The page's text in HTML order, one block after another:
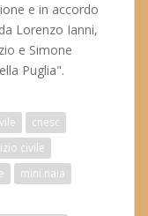
e in accordo
Lorenzo Ianni,
e Simone
Puglia".
cnesc
civile
mini naia